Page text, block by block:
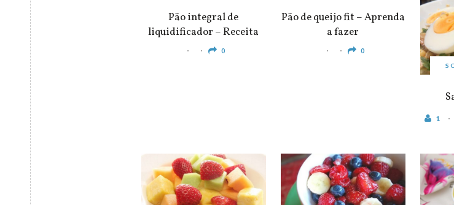
Pão integral de
liquidificador – Receita
0
Pão de queijo fit – Aprenda
a fazer
0
1